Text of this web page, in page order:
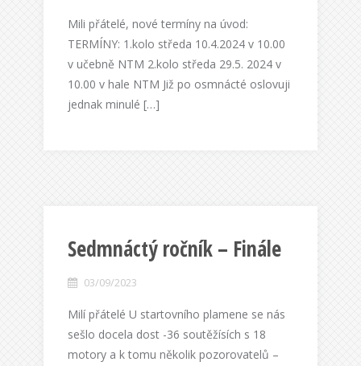
Mili přátelé, nové termíny na úvod:
TERMÍNY: 1.kolo středa 10.4.2024 v 10.00
v učebně NTM 2.kolo středa 29.5. 2024 v
10.00 v hale NTM Již po osmnácté oslovuji
jednak minulé […]
Sedmnáctý ročník – Finále
03/09/2023
Milí přátelé U startovního plamene se nás
sešlo docela dost -36 soutěžísích s 18
motory a k tomu několik pozorovatelů –